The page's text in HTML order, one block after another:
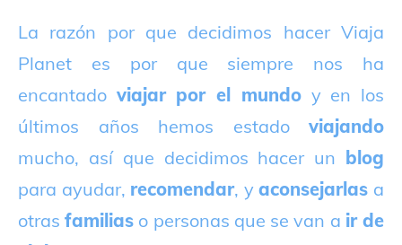
La razón por que decidimos hacer Viaja
Planet es por que siempre nos ha
encantado viajar por el mundoy en los
últimos años hemos estado viajando
mucho, así que decidimos hacer un blog
para ayudar, recomendar, yaconsejarlas a
otrasfamilias o personas que se van a ir de